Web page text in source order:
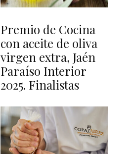
Premio de Cocina
con aceite de oliva
virgen extra, Jaén
Paraíso Interior
2025. Finalistas